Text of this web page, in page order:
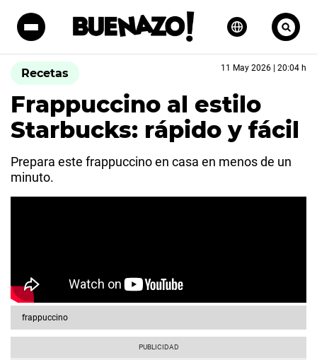
Recetas 11 May 2026 | 20:04 h
Frappuccino al estilo
Starbucks: rápido y fácil
Prepara este frappuccino en casa en menos de un
minuto.
frappuccino